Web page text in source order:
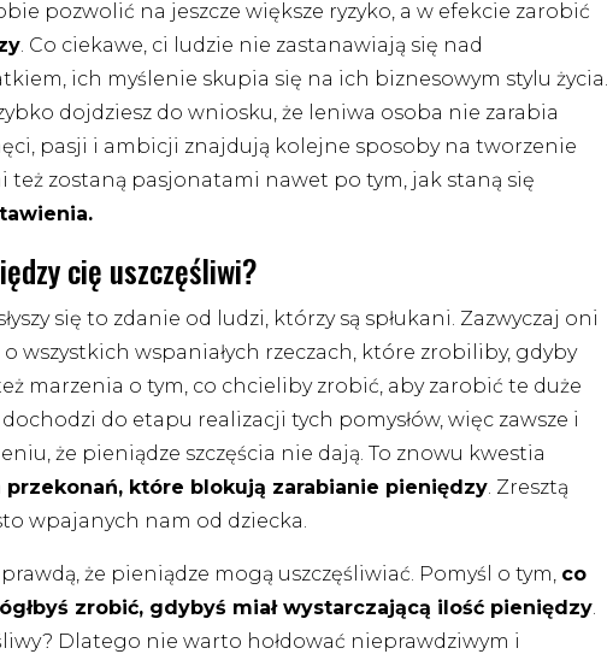
pozwolić na jeszcze większe ryzyko, a w efekcie zarobić
. Co ciekawe, ci ludzie nie zastanawiają się nad
ich myślenie skupia się na ich biznesowym stylu życia.
dojdziesz do wniosku, że leniwa osoba nie zarabia
pasji i ambicji znajdują kolejne sposoby na tworzenie
też zostaną pasjonatami nawet po tym, jak staną się
cię uszczęśliwi?
się to zdanie od ludzi, którzy są spłukani. Zazwyczaj oni
wszystkich wspaniałych rzeczach, które zrobiliby, gdyby
marzenia o tym, co chcieliby zrobić, aby zarobić te duże
do etapu realizacji tych pomysłów, więc zawsze i
że pieniądze szczęścia nie dają. To znowu kwestia
przekonań, które blokują zarabianie pieniędzy . Zresztą
wpajanych nam od dziecka.
że pieniądze mogą uszczęśliwiać. Pomyśl o tym, co
zrobić, gdybyś miał wystarczającą ilość pieniędzy
Dlatego nie warto hołdować nieprawdziwym i